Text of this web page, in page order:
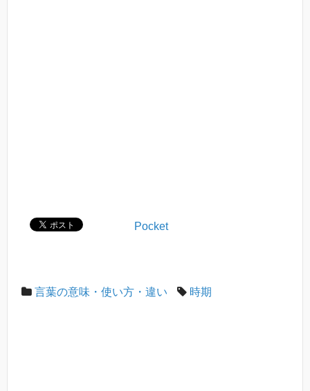
Pocket
言葉の意味・使い方・違い 時期